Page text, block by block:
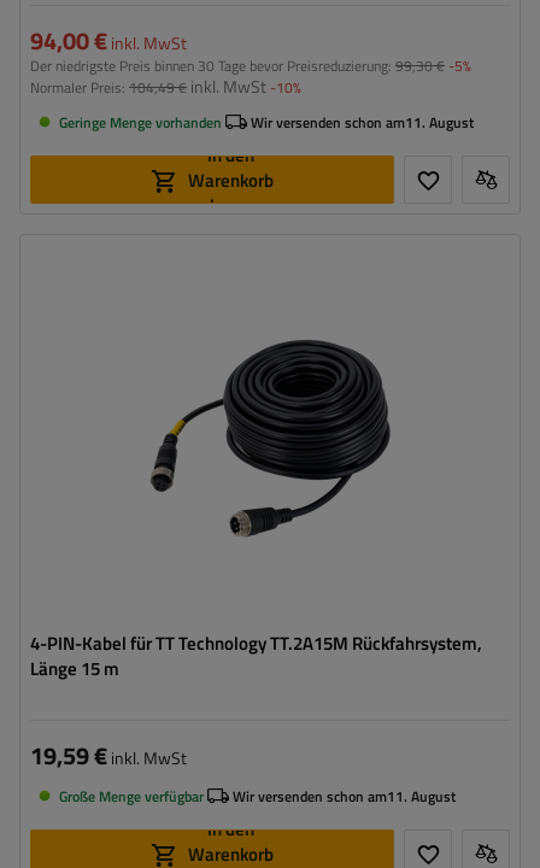
94,00 €inkl. MwSt
Der niedrigste Preis binnen 30 Tage bevor Preisreduzierung: 99,30 € -5%
Normaler Preis: 104,49 € inkl. MwSt -10%
Geringe Menge vorhanden
Wir versenden schon am11. August
In den
Warenkorb
legen
4-PIN-Kabel für TT Technology TT.2A15M Rückfahrsystem,
Länge 15 m
19,59 €inkl. MwSt
Große Menge verfügbar Wir versenden schon am11. August
In den
Warenkorb